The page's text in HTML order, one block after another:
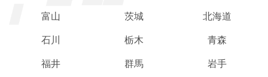
富山
石川
福井
茨城
栃木
群馬
北海道
青森
岩手